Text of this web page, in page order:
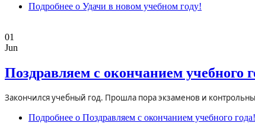
Подробнее о Удачи в новом учебном году!
01
Jun
Поздравляем с окончанием учебного
Закончился учебный год. Прошла пора экзаменов и
Подробнее о Поздравляем с окончанием учебного года!